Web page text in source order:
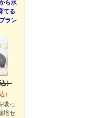
ら水
てる
ラン
）
）
吸っ
培セ